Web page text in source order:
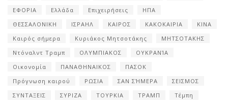
ΕΦΟΡΙΑ
Ελλάδα Επιχειρήσεις
ΗΠΑ
ΘΕΣΣΑΛΟΝΙΚΗ
ΙΣΡΑΗΛ ΚΑΙΡΟΣ ΚΑΚΟΚΑΙΡΙΑ
ΚΙΝΑ
Καιρός σήμερα
Κυριάκος Μητσοτάκης
ΜΗΤΣΟΤΑΚΗΣ
Ντόναλντ Τραμπ
ΟΛΥΜΠΙΑΚΟΣ
ΟΥΚΡΑΝΊΑ
Οικονομία
ΠΑΝΑΘΗΝΑΙΚΟΣ
ΠΑΣΟΚ
Πρόγνωση καιρού
ΡΩΣΙΑ ΣΑΝ ΣΉΜΕΡΑ
ΣΕΙΣΜΟΣ
ΣΥΝΤΑΞΕΙΣ
ΣΥΡΙΖΑ ΤΟΥΡΚΙΑ ΤΡΑΜΠ
Τέμπη